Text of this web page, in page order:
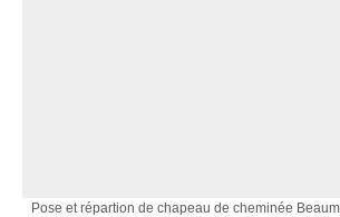
Pose et répartion de chapeau de cheminée